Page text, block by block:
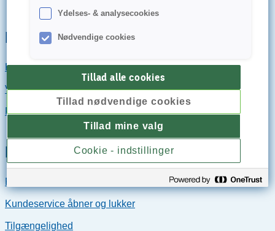
Købsinformation
Fortryd køb
Vilkår & bestemmelser ABC-shop
Returret & reklamation ABC-shop
Kundeservice
Formularer og Brugervejledninger
Kundeservice åbner og lukker
Tilgængelighed
Ydelses- & analysecookies
Nødvendige cookies
Tillad nødvendige cookies
Tillad alle cookies
Tillad mine valg
Cookie - indstillinger